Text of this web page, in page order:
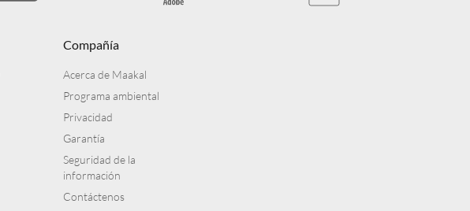
Compañía
Acerca de Maakal
Programa ambiental
Privacidad
Garantía
Seguridad de la
información
Contáctenos